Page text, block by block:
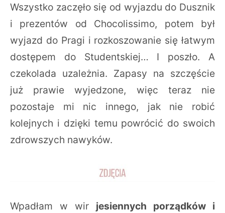
Wszystko zaczęło się od wyjazdu do Dusznik
i prezentów od Chocolissimo, potem był
wyjazd do Pragi i rozkoszowanie się łatwym
dostępem do Studentskiej… I poszło. A
czekolada uzależnia. Zapasy na szczęście
już prawie wyjedzone, więc teraz nie
pozostaje mi nic innego, jak nie robić
kolejnych i dzięki temu powrócić do swoich
zdrowszych nawyków.
Wpadłam w wir jesiennych porządków i